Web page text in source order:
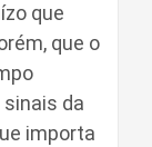
que
que o
da
importa